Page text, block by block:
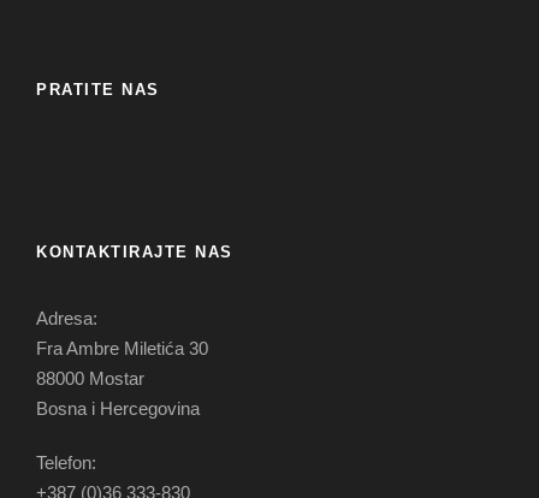
PRATITE NAS
KONTAKTIRAJTE NAS
Adresa:
Fra Ambre Miletića 30
88000 Mostar
Bosna i Hercegovina
Telefon:
+387 (0)36 333-830